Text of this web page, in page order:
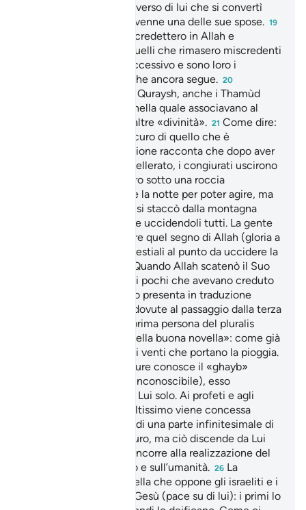
talmente ben disposta verso di lui che si convertì
all’I- slàm. In seguito divenne una delle sue spose. 19
Una parte dei Thamùd credettero in Allah e
obbedirono a Şâlih, a quelli che rimasero miscredenti
si rivolge il versetto successivo e sono loro i
protagonisti di quello che ancora segue. 20
Probabilmente, come i Quraysh, anche i Thamùd
avevano una religione nella quale associavano al
culto di Allah quelli di altre «divinità». 21 Come dire:
«Siamo del tutto all’oscuro di quello che è
La tradizione racconta che dopo aver
stretto questo patto scellerato, i congiurati uscirono
dalla città e si nascosero sotto una roccia
aspettando che calasse la notte per poter agire, ma
all’improvviso la roccia si staccò dalla montagna
precipitando su di loro e uccidendoli tutti. La gente
non seppe comprendere quel segno di Allah (gloria a
Lui l’Altissimo) e si imbestialì al punto da uccidere la
cantinella miracolosa. Quando Allah scatenò il Suo
castigo si salvò Şâlih e i pochi che avevano creduto
II brano presenta in traduzione
alcune serie difficoltà dovute al passaggio dalla terza
persona singolare alla prima persona del pluralis
«nunzi della buona novella»: come già
in altri passi si tratta dei venti che portano la pioggia.
Nessuna delle creature conosce il «ghayb»
(l’invisibile, l’occulto, l’inconoscibile), esso
appartiene ad Allah e a Lui solo. Ai profeti e agli
uomini illuminati dall’Altissimo viene concessa
talvolta la conoscenza di una parte infinitesimale di
quel che avverrà in futuro, ma ciò discende da Lui
(Egli è l’Altissimo) e concorre alla realizzazione del
Suo disegno sul mondo e sull’umanità. 26 La
divergenza sarebbe quella che oppone gli israeliti e i
cristiani a proposito di Gesù (pace su di lui): i primi lo